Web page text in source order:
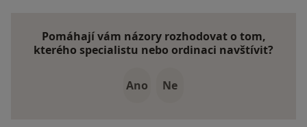
Pomáhají vám názory rozhodovat o tom,
kterého specialistu nebo ordinaci navštívit?
Ano Ne